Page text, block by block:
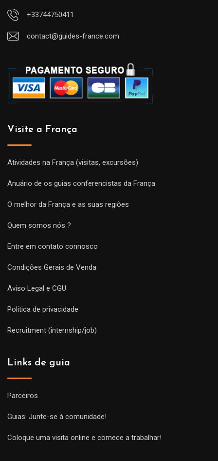
+33744750411
contact@guides-france.com
Visite a França
Atividades na França (visitas, excursões)
Anuário de os guias conferencistas da França
O melhor da França e as suas regiões
Quem somos nós ?
Entre em contato connosco
Condições Gerais de Venda
Aviso Legal e CGU
Política de privacidade
Recruitment (internship/job)
Links de guia
Parceiros
Guias: Junte-se à comunidade!
Coloque uma visita online e comece a trabalhar!